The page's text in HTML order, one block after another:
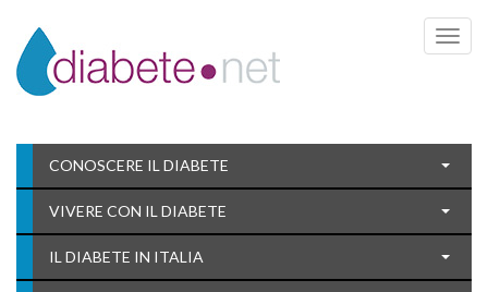
Toggle
CONOSCERE IL DIABETE
VIVERE CON IL DIABETE
IL DIABETE IN ITALIA